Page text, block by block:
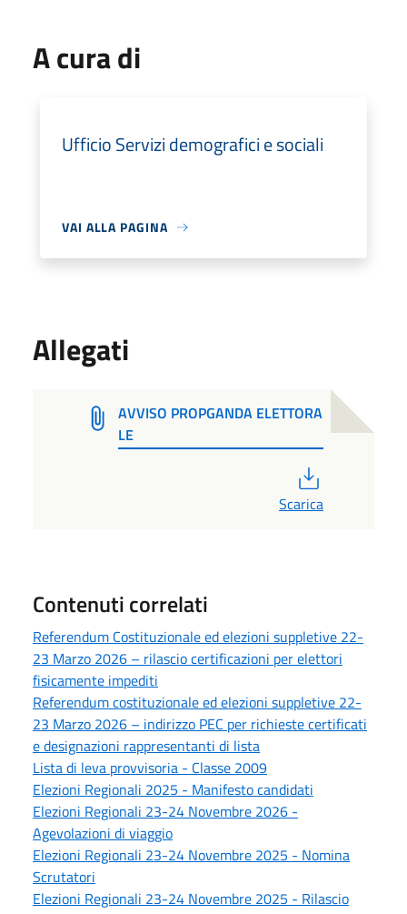
A cura di
Ufficio Servizi demografici e sociali
VAI ALLA PAGINA
Allegati
AVVISO PROPGANDA ELETTORA
LE
Scarica
Contenuti correlati
Referendum Costituzionale ed elezioni suppletive 22-
23 Marzo 2026 – rilascio certificazioni per elettori
fisicamente impediti
Referendum costituzionale ed elezioni suppletive 22-
23 Marzo 2026 – indirizzo PEC per richieste certificati
e designazioni rappresentanti di lista
Lista di leva provvisoria - Classe 2009
Elezioni Regionali 2025 - Manifesto candidati
Elezioni Regionali 23-24 Novembre 2026 -
Agevolazioni di viaggio
Elezioni Regionali 23-24 Novembre 2025 - Nomina
Scrutatori
Elezioni Regionali 23-24 Novembre 2025 - Rilascio